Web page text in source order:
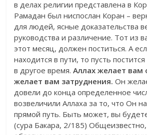
в делах религии представлена в
Рамадан был ниспослан Коран –
для людей, ясные доказательства
руководства и различение. Тот из
этот месяц, должен поститься. А
находится в пути, то пусть
в другое время.Аллах желает вам
желает вам затруднения. Он
довели до конца определенное
возвеличили Аллаха за то, что Он
прямой путь. Быть может, вы
(сура Бакара, 2/185)